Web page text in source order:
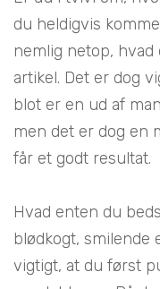
du heldigvis
nemlig netop,
artikel. Det er dog
blot er en ud af
men det er dog en
får et godt resultat.
Hvad enten du
blødkogt, smilende
vigtigt, at du først